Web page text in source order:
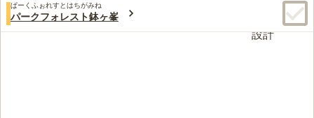
ぱーくふぉれすとはちがみね
パークフォレスト鉢ヶ峯